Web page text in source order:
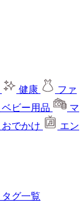
健康
ファ
ベビー用品
マ
おでかけ
エン
タグ一覧